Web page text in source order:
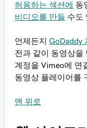
허용하는 섹션에
동
비디오를 만들 수도
언제든지 GoDaddy
전과 같이 동영상을
계정을 Vimeo에 연
동영상 플레이어를
맨 위로